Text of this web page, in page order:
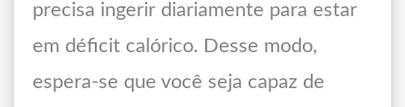
precisa ingerir diariamente para estar
em déficit calórico. Desse modo,
espera-se que você seja capaz de